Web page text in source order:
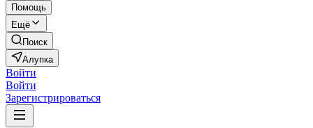
Помощь
Ещё
Поиск
Алупка
Войти
Войти
Зарегистрироваться